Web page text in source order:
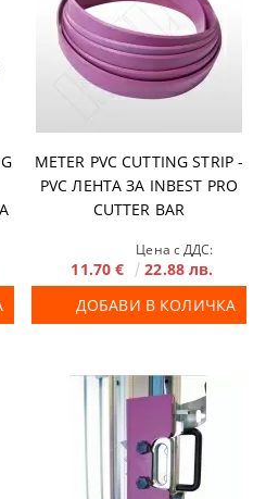
METER PVC CUTTING STRIP -
PVC ЛЕНТА ЗА INBEST PRO
CUTTER BAR
Цена с ДДС:
11.70 €
22.88 лв.
ДОБАВИ В КОЛИЧКА